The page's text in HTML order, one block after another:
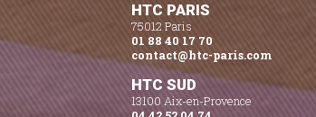
HTC PARIS
75012 Paris
01 88 40 17 70
contact@htc-paris.com
HTC SUD
13100 Aix-en-Provence